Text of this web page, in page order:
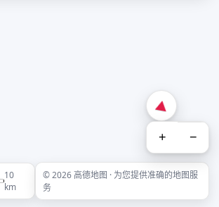
+ −
10
km
© 2026 高德地图 · 为您提供准确的地图服
务